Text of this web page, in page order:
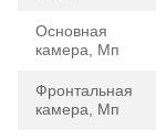
Основная
камера, Мп
Фронтальная
камера, Мп